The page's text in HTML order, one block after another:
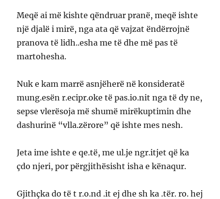
Meqë ai më kishte qëndruar pranë, meqë ishte
një djalë i mirë, nga ata që vajzat ëndërrojnë
pranova të lidh..esha me të dhe më pas të
martohesha.
Nuk e kam marrë asnjëherë në konsideratë
mung.esën r.ecipr.oke të pas.io.nit nga të dy ne,
sepse vlerësoja më shumë mirëkuptimin dhe
dashurinë “vlla.zërore” që ishte mes nesh.
Jeta ime ishte e qe.të, me ul.je ngr.itjet që ka
çdo njeri, por përgjithësisht isha e kënaqur.
Gjithçka do të t r.o.nd .it ej dhe sh ka .tër. ro. hej